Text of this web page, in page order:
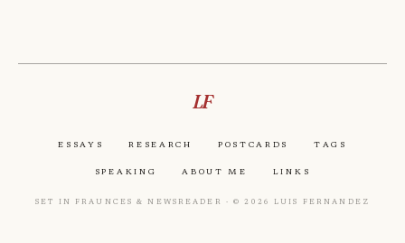
LF
Essays Research Postcards Tags
Speaking About Me Links
Set in Fraunces & Newsreader · © 2026 Luis Fernandez